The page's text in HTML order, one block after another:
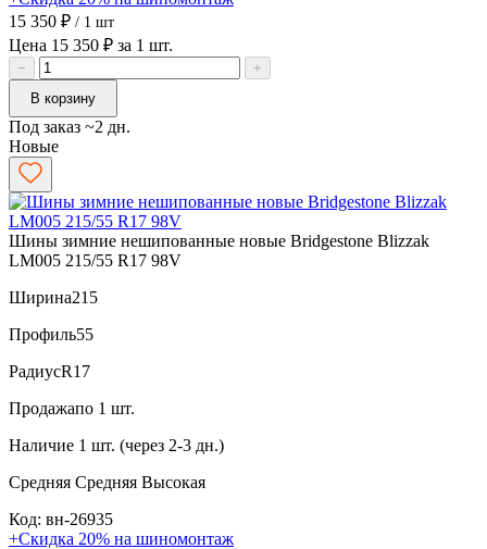
15 350 ₽ / 1 шт
Цена 15 350 ₽ за 1 шт.
−
+
В корзину
Под заказ ~2 дн.
Новые
Шины зимние нешипованные новые Bridgestone Blizzak
LM005 215/55 R17 98V
Ширина215
Профиль55
РадиусR17
Продажапо 1 шт.
Наличие 1 шт. (через 2-3 дн.)
Средняя Средняя Высокая
Код: вн-26935
+Скидка 20% на шиномонтаж